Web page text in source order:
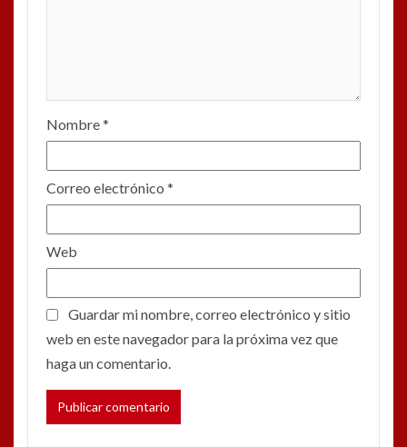
Nombre*
Correo electrónico *
Web
Guardar mi nombre, correo electrónico y sitio
web en este navegador para la próxima vez que
haga un comentario.